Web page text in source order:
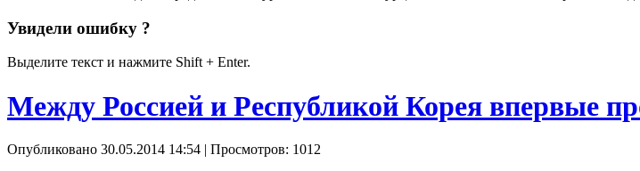
Увидели ошибку ?
Выделите текст и нажмите Shift + Enter.
Между Россией и Республикой Корея впервые
Опубликовано 30.05.2014 14:54 | Просмотров: 1012